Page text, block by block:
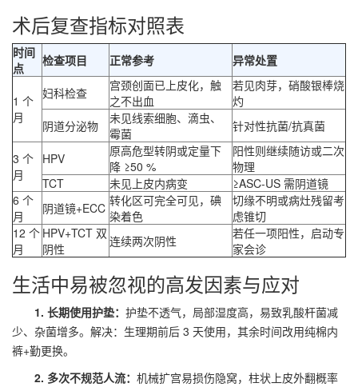
术后复查指标对照表
时间
点
检查项目 正常参考 异常处置
1 个
月
妇科检查
宫颈创面已上皮化，触
之不出血
若见肉芽，硝酸银棒烧
灼
阴道分泌物
未见线索细胞、滴虫、
霉菌
针对性抗菌/抗真菌
3 个
月
HPV
原高危型转阴或定量下
降 ≥50 %
阳性则继续随访或二次
物理
TCT
未见上皮内病变
≥ASC-US 需阴道镜
6 个
月
阴道镜+ECC 转化区可完全可见，碘
染着色
切缘不明或病灶残留考
虑锥切
12 个
月
HPV+TCT 双
阴性
连续两次阴性
若任一项阳性，启动专
家会诊
生活中易被忽视的高发因素与应对
1. 长期使用护垫： 护垫不透气，局部湿度高，易致乳酸杆菌减
少、杂菌增多。解决：生理期前后 3 天使用，其余时间改用纯棉内
裤+勤更换。
2. 多次不规范人流： 机械扩宫易损伤隐窝，柱状上皮外翻概率